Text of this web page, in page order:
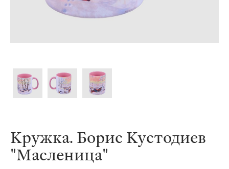
Кружка. Борис Кустодиев
"Масленица"